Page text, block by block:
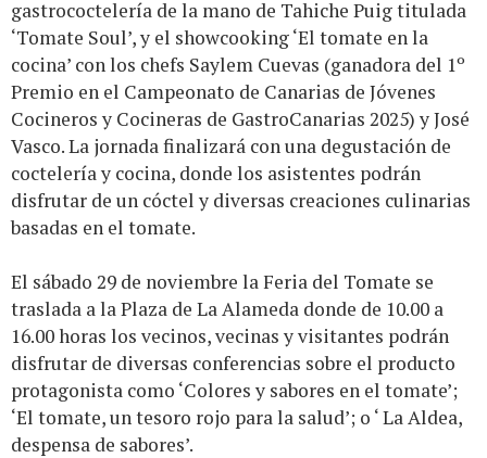
gastrococtelería de la mano de Tahiche Puig titulada
‘Tomate Soul’, y el showcooking ‘El tomate en la
cocina’ con los chefs Saylem Cuevas (ganadora del 1º
Premio en el Campeonato de Canarias de Jóvenes
Cocineros y Cocineras de GastroCanarias 2025) y José
Vasco. La jornada finalizará con una degustación de
coctelería y cocina, donde los asistentes podrán
disfrutar de un cóctel y diversas creaciones culinarias
basadas en el tomate.
El sábado 29 de noviembre la Feria del Tomate se
traslada a la Plaza de La Alameda donde de 10.00 a
16.00 horas los vecinos, vecinas y visitantes podrán
disfrutar de diversas conferencias sobre el producto
protagonista como ‘Colores y sabores en el tomate’;
‘El tomate, un tesoro rojo para la salud’; o ‘ La Aldea,
despensa de sabores’.